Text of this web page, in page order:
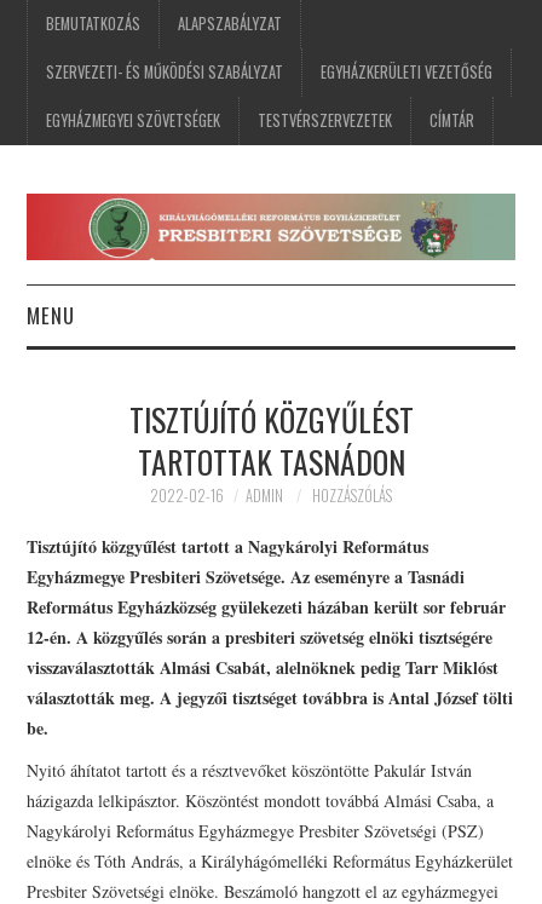
BEMUTATKOZÁS ALAPSZABÁLYZAT
SZERVEZETI- ÉS MŰKÖDÉSI SZABÁLYZAT EGYHÁZKERÜLETI VEZETŐSÉG
EGYHÁZMEGYEI SZÖVETSÉGEK TESTVÉRSZERVEZETEK CÍMTÁR
MENU
ESEMÉNYNAPTÁR
PRESBITERKÉPZÉS
ŐRÁLLÓK
KAPCSOLAT
TISZTÚJÍTÓ KÖZGYŰLÉST
TARTOTTAK TASNÁDON
2022-02-16 ADMIN HOZZÁSZÓLÁS
Tisztújító közgyűlést tartott a Nagykárolyi Református
Egyházmegye Presbiteri Szövetsége. Az eseményre a Tasnádi
Református Egyházközség gyülekezeti házában került sor február
12-én. A közgyűlés során a presbiteri szövetség elnöki tisztségére
visszaválasztották Almási Csabát, alelnöknek pedig Tarr Miklóst
választották meg. A jegyzői tisztséget továbbra is Antal József tölti
be.
Nyitó áhítatot tartott és a résztvevőket köszöntötte Pakulár István
házigazda lelkipásztor. Köszöntést mondott továbbá Almási Csaba, a
Nagykárolyi Református Egyházmegye Presbiter Szövetségi (PSZ)
elnöke és Tóth András, a Királyhágómelléki Református Egyházkerület
Presbiter Szövetségi elnöke. Beszámoló hangzott el az egyházmegyei